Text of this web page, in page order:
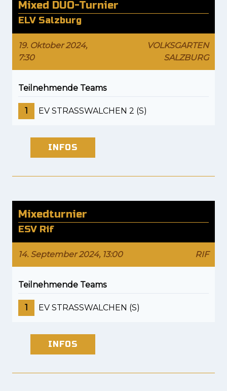
Mixed DUO-Turnier
ELV Salzburg
19. Oktober 2024,
7:30
VOLKSGARTEN
SALZBURG
Teilnehmende Teams
1 EV STRASSWALCHEN 2 (S)
INFOS
Mixedturnier
ESV Rif
14. September 2024, 13:00 RIF
Teilnehmende Teams
1 EV STRASSWALCHEN (S)
INFOS